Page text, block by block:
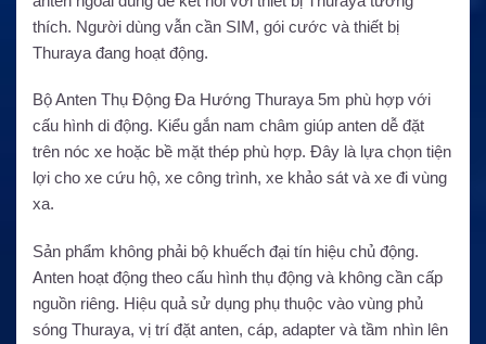
thích. Người dùng vẫn cần SIM, gói cước và thiết bị
Thuraya đang hoạt động.
Bộ Anten Thụ Động Đa Hướng Thuraya 5m phù hợp với
cấu hình di động. Kiểu gắn nam châm giúp anten dễ đặt
trên nóc xe hoặc bề mặt thép phù hợp. Đây là lựa chọn tiện
lợi cho xe cứu hộ, xe công trình, xe khảo sát và xe đi vùng
xa.
Sản phẩm không phải bộ khuếch đại tín hiệu chủ động.
Anten hoạt động theo cấu hình thụ động và không cần cấp
nguồn riêng. Hiệu quả sử dụng phụ thuộc vào vùng phủ
sóng Thuraya, vị trí đặt anten, cáp, adapter và tầm nhìn lên